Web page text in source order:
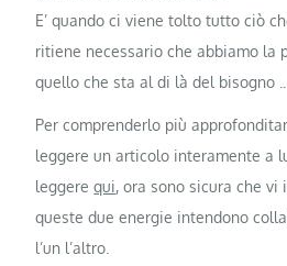
E’ quando ci viene tolto tutto ciò
ritiene necessario che abbiamo la
quello che sta al di là del bisogno
Per comprenderlo più
leggere un articolo interamente a
leggerequi, ora sono sicura che vi
queste due energie intendono
l’un l’altro.